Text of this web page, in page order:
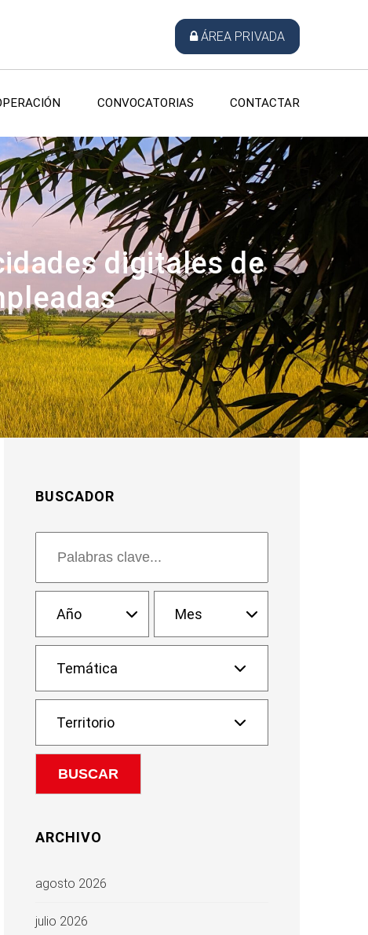
ÁREA PRIVADA
CONVOCATORIAS CONTACTAR
digitales de
BUSCADOR
ARCHIVO
agosto 2026
julio 2026